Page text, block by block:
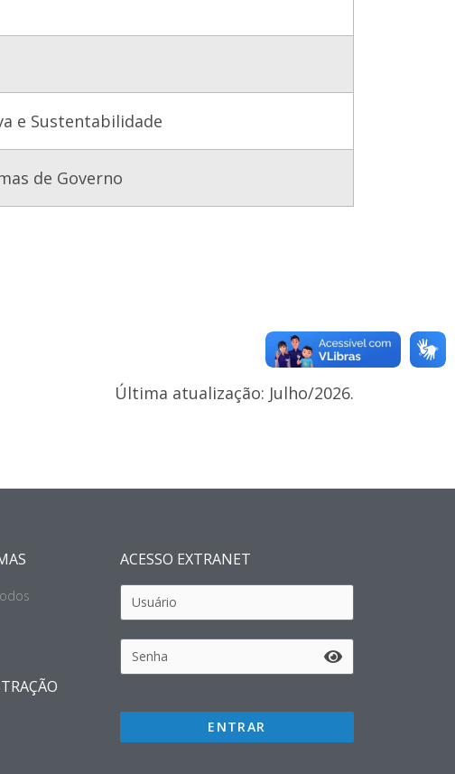
e Sustentabilidade
de Governo
Última atualização: Julho/2026.
ACESSO EXTRANET
ENTRAR